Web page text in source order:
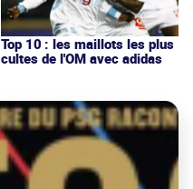
Top 10 : les maillots les plus
cultes de l'OM avec adidas